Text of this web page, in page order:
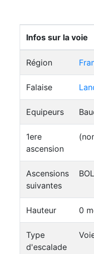
Infos sur la voie
Région
Falaise
Equipeurs
1ere
ascension
Ascensions
suivantes
Hauteur 0
Type
d'escalade